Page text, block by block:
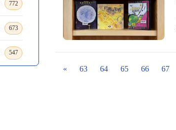
772
673
547
« 63 64 65 66 67